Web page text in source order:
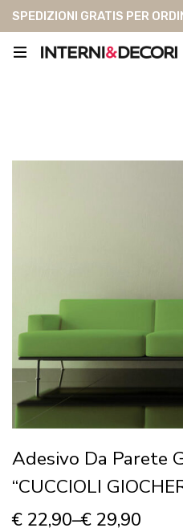
SPEDIZIONI GRATIS PER
Adesivo Da Parete
“CUCCIOLI
€ 22,90–€ 29,90